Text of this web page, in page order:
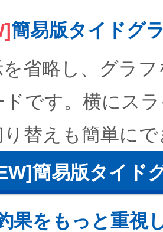
簡易版タイドグ
を省略し、グラ
ドです。横にス
替えも簡単に
簡易版タイド
果をもっと重視